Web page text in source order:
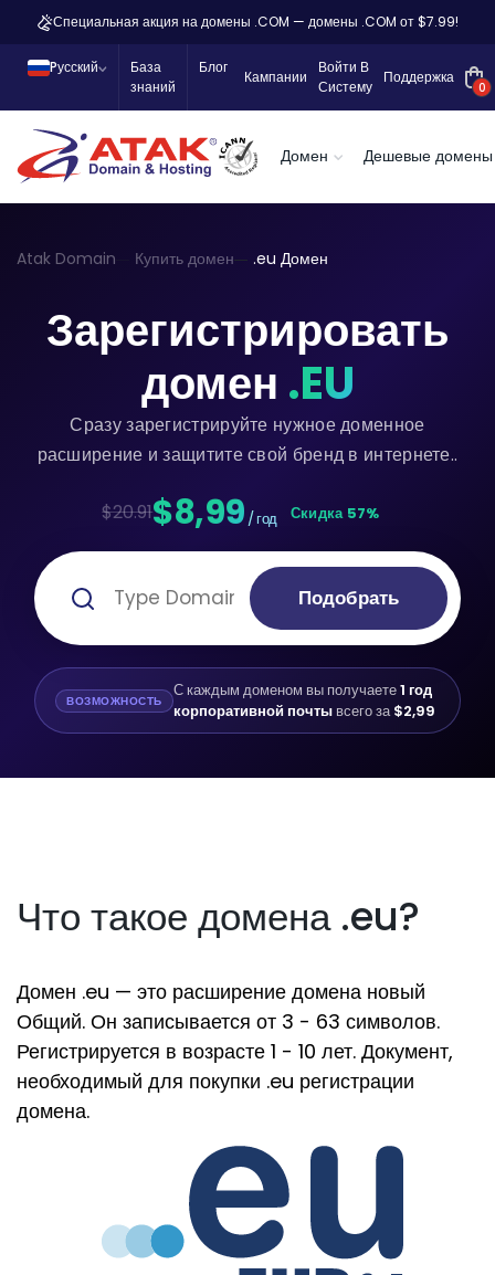
Специальная акция на домены .COM — домены .COM от $7.99!
Pусский
База
знаний
Блог
Кампании
Войти В
Систему
Поддержка
0
Домен Дешевые домены
Atak Domain Купить домен .eu Домен
Зарегистрировать
домен .EU
Сразу зарегистрируйте нужное доменное
расширение и защитите свой бренд в интернете..
$20.91$8,99 / год Скидка 57%
Подобрать
ВОЗМОЖНОСТЬ С каждым доменом вы получаете1 год
корпоративной почтывсего за$2,99
Что такое домена .eu?
Домен .eu — это расширение домена новый
Общий. Он записывается от 3 - 63 символов.
Регистрируется в возрасте 1 - 10 лет. Документ,
необходимый для покупки .eu регистрации
домена.